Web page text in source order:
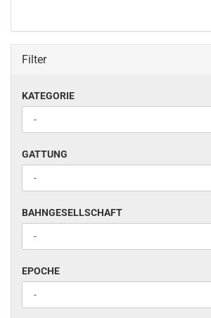
Filter
KATEGORIE
KATEGORIE
GATTUNG
GATTUNG
BAHNGESELLSCHAFT
BAHNGESELLSCHAFT
EPOCHE
EPOCHE